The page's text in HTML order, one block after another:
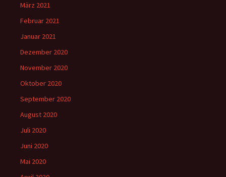
März 2021
Februar 2021
Januar 2021
Dezember 2020
November 2020
Oktober 2020
September 2020
August 2020
Juli 2020
Juni 2020
Mai 2020